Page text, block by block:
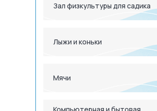
Зал физкультуры для садика
Лыжи и коньки
Мячи